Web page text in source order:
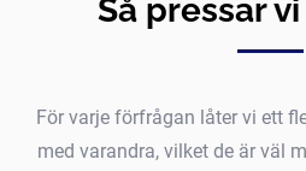
Så pressar
För varje förfrågan låter vi ett
med varandra, vilket de är väl